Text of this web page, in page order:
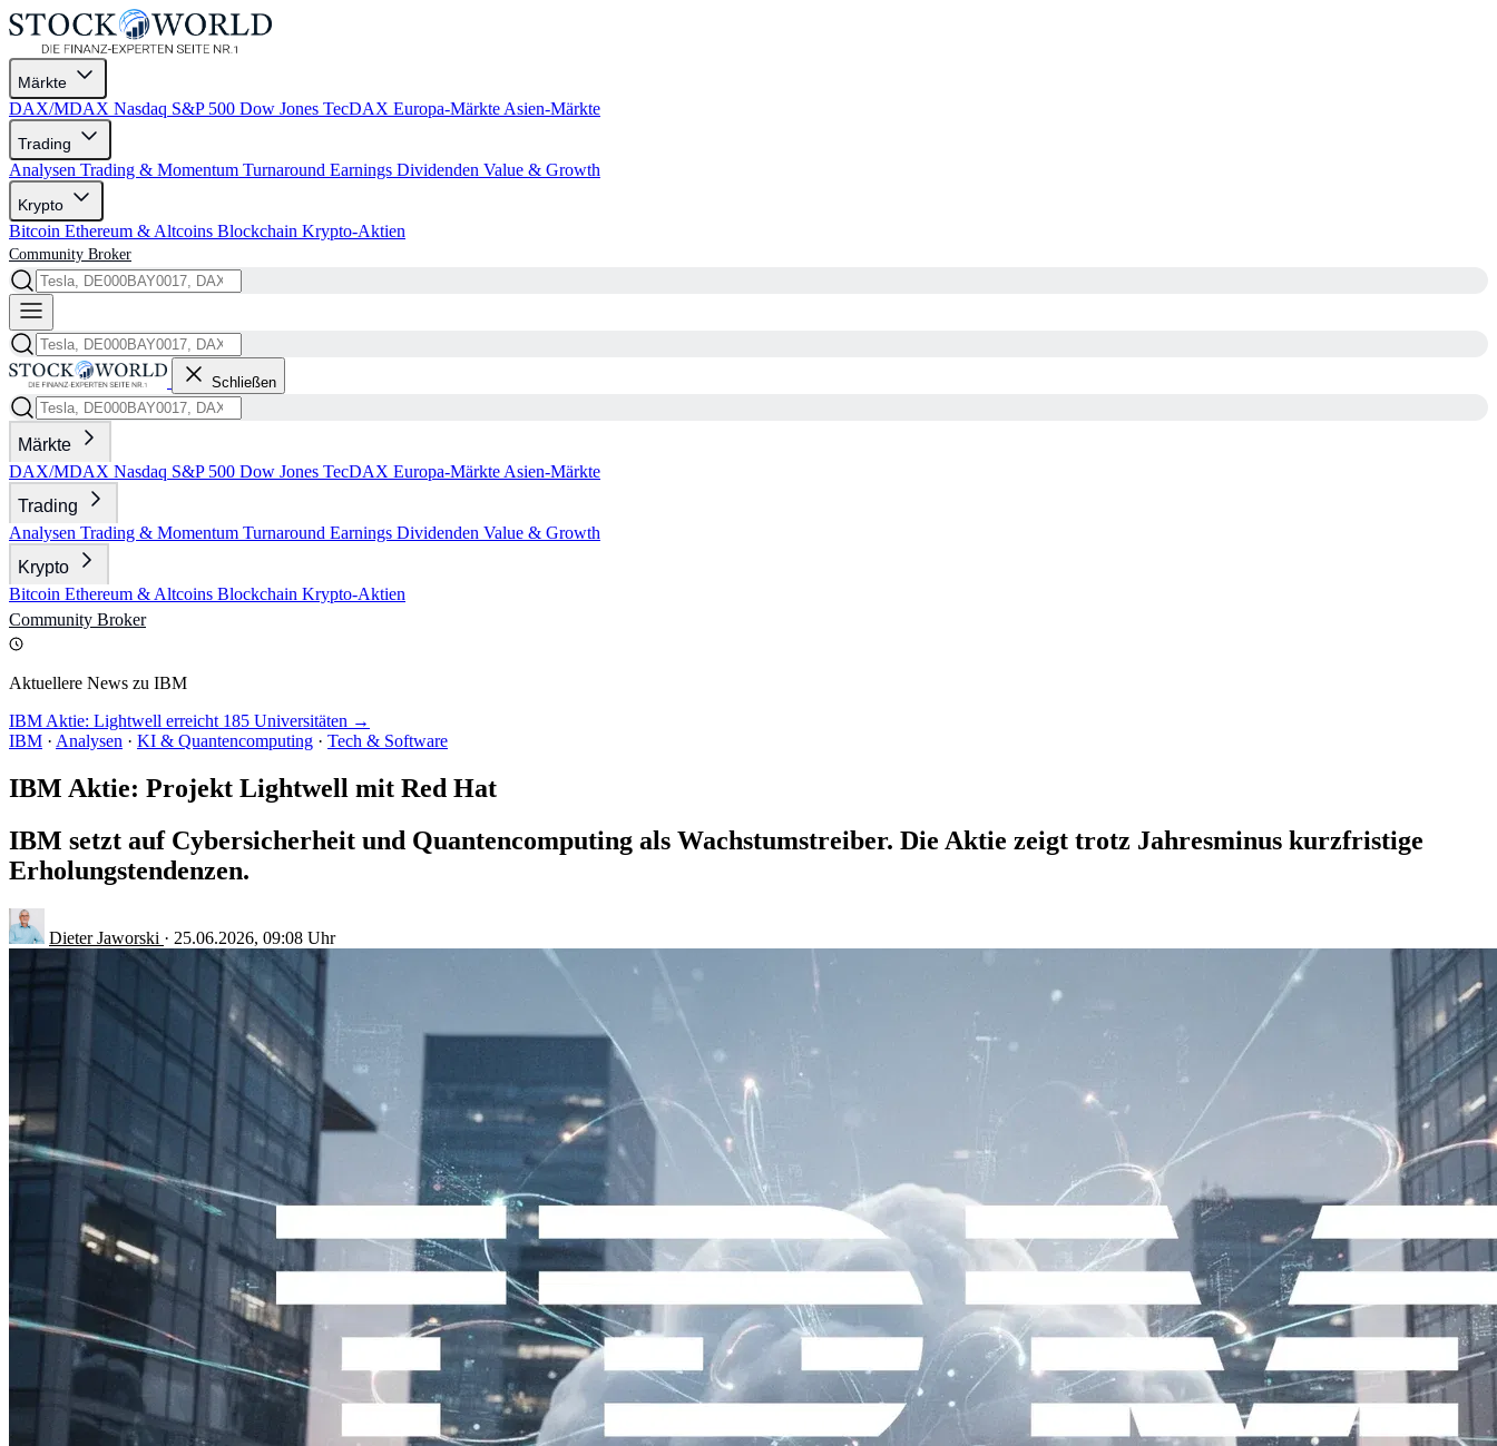
Märkte
DAX/MDAX Nasdaq S&P 500 Dow Jones TecDAX Europa-Märkte Asien-Märkte
Trading
Analysen Trading & Momentum Turnaround Earnings Dividenden Value & Growth
Krypto
Bitcoin Ethereum & Altcoins Blockchain Krypto-Aktien
Community Broker
Schließen
Märkte
DAX/MDAX Nasdaq S&P 500 Dow Jones TecDAX Europa-Märkte Asien-Märkte
Trading
Analysen Trading & Momentum Turnaround Earnings Dividenden Value & Growth
Krypto
Bitcoin Ethereum & Altcoins Blockchain Krypto-Aktien
Community Broker
Aktuellere News zu IBM
IBM Aktie: Lightwell erreicht 185 Universitäten →
IBM · Analysen · KI & Quantencomputing · Tech & Software
IBM Aktie: Projekt Lightwell mit Red Hat
IBM setzt auf Cybersicherheit und Quantencomputing als Wachstumstreiber. Die Aktie zeigt trotz Jahresminus kurzfristige
Erholungstendenzen.
Dieter Jaworski · 25.06.2026, 09:08 Uhr